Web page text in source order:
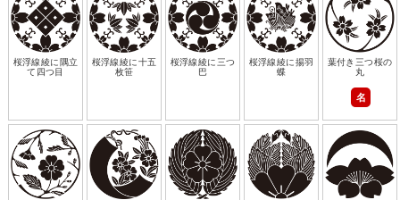
桜浮線綾に隅立
て四つ目
桜浮線綾に十五
枚笹
桜浮線綾に三つ
巴
桜浮線綾に揚羽
蝶
葉付き三つ桜の
丸
名